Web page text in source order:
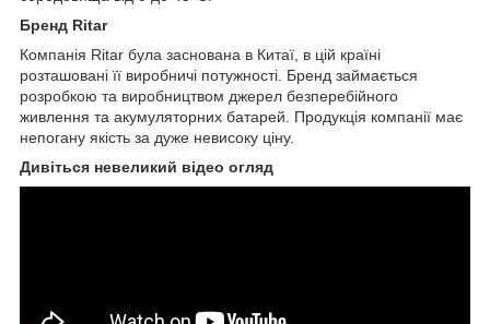
Бренд Ritar
Компанія Ritar була заснована в Китаї, в цій країні
розташовані її виробничі потужності. Бренд займається
розробкою та виробництвом джерел безперебійного
живлення та акумуляторних батарей. Продукція компанії має
непогану якість за дуже невисоку ціну.
Дивіться невеликий відео огляд